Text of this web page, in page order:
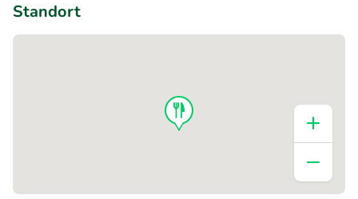
Standort